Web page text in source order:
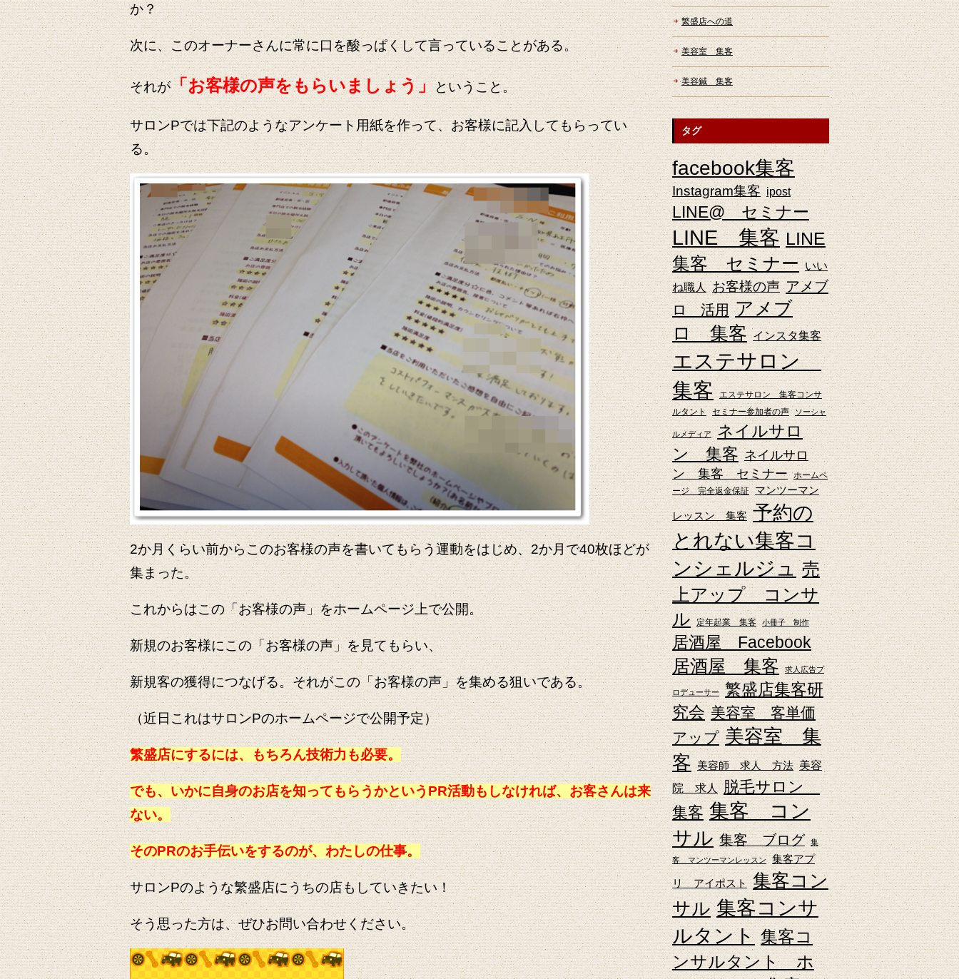
か？
次に、このオーナーさんに常に口を酸っぱくして言っていることがある。
それが「お客様の声をもらいましょう」ということ。
サロンPでは下記のようなアンケート用紙を作って、お客様に記入してもらってい
る。
2か月くらい前からこのお客様の声を書いてもらう運動をはじめ、2か月で40枚ほどが
集まった。
これからはこの「お客様の声」をホームページ上で公開。
新規のお客様にこの「お客様の声」を見てもらい、
新規客の獲得につなげる。それがこの「お客様の声」を集める狙いである。
（近日これはサロンPのホームページで公開予定）
繁盛店にするには、もちろん技術力も必要。
でも、いかに自身のお店を知ってもらうかというPR活動もしなければ、お客さんは来
ない。
そのPRのお手伝いをするのが、わたしの仕事。
サロンPのような繁盛店にうちの店もしていきたい！
そう思った方は、ぜひお問い合わせください。
繁盛店への道
美容室 集客
美容鍼 集客
タグ
facebook集客
Instagram集客 ipost
LINE@ セミナー
LINE 集客 LINE
集客 セミナー いい
ね職人 お客様の声 アメブ
ロ 活用 アメブ
ロ 集客 インスタ集客
エステサロン
集客 エステサロン 集客コンサ
ルタント セミナー参加者の声 ソーシャ
ルメディア
ネイルサロ
ン 集客 ネイルサロ
ン 集客 セミナー ホームペ
ージ 完全返金保証 マンツーマン
レッスン 集客 予約の
とれない集客コ
ンシェルジュ 売
上アップ コンサ
ル 定年起業 集客 小冊子 制作
居酒屋 Facebook
居酒屋 集客 求人広告プ
ロデューサー
繁盛店集客研
究会 美容室 客単価
アップ 美容室 集
客 美容師 求人 方法 美容
院 求人 脱毛サロン
集客 集客 コン
サル 集客 ブログ 集
客 マンツーマンレッスン
集客アプ
リ アイポスト 集客コン
サル 集客コンサ
ルタント 集客コ
ンサルタント ホ